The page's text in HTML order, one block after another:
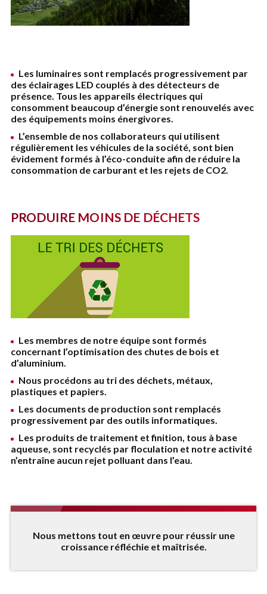
Les luminaires sont remplacés progressivement par
des éclairages LED couplés à des détecteurs de
présence. Tous les appareils électriques qui
consomment beaucoup d’énergie sont renouvelés avec
des équipements moins énergivores.
L’ensemble de nos collaborateurs qui utilisent
régulièrement les véhicules de la société, sont bien
évidement formés à l’éco-conduite afin de réduire la
consommation de carburant et les rejets de CO2.
PRODUIRE MOINS DE DÉCHETS
Les membres de notre équipe sont formés
concernant l’optimisation des chutes de bois et
d’aluminium.
Nous procédons au tri des déchets, métaux,
plastiques et papiers.
Les documents de production sont remplacés
progressivement par des outils informatiques.
Les produits de traitement et finition, tous à base
aqueuse, sont recyclés par floculation et notre activité
n’entraîne aucun rejet polluant dans l’eau.
Nous mettons tout en œuvre pour réussir une
croissance réfléchie et maîtrisée.